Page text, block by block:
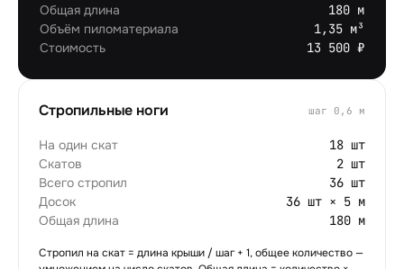
Общая длина
180 м
Объём пиломатериала
1,35 м³
Стоимость
13 500 ₽
Стропильные ноги шаг 0,6 м
На один скат
18 шт
Скатов
2 шт
Всего стропил
36 шт
Досок
36 шт × 5 м
Общая длина
180 м
Стропил на скат = длина крыши / шаг + 1, общее количество —